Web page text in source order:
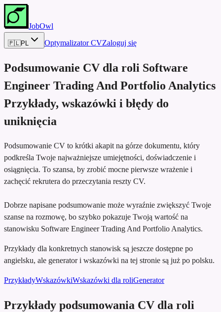
JobOwl
🇵🇱PL Optymalizator CVZaloguj się
Podsumowanie CV dla roli Software
Engineer Trading And Portfolio Analytics
Przykłady, wskazówki i błędy do
uniknięcia
Podsumowanie CV to krótki akapit na górze dokumentu, który
podkreśla Twoje najważniejsze umiejętności, doświadczenie i
osiągnięcia. To szansa, by zrobić mocne pierwsze wrażenie i
zachęcić rekrutera do przeczytania reszty CV.
Dobrze napisane podsumowanie może wyraźnie zwiększyć Twoje
szanse na rozmowę, bo szybko pokazuje Twoją wartość na
stanowisku Software Engineer Trading And Portfolio Analytics.
Przykłady dla konkretnych stanowisk są jeszcze dostępne po
angielsku, ale generator i wskazówki na tej stronie są już po polsku.
PrzykładyWskazówkiWskazówki dla roliGenerator
Przykłady podsumowania CV dla roli